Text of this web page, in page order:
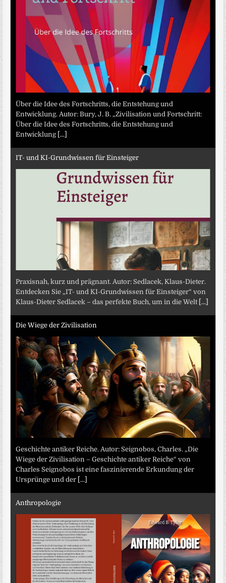
Über die Idee des Fortschritts, die Entstehung und
Entwicklung. Autor: Bury, J. B. „Zivilisation und Fortschritt:
Über die Idee des Fortschritts, die Entstehung und
Entwicklung [...]
IT- und KI-Grundwissen für Einsteiger
Praxisnah, kurz und prägnant. Autor: Sedlacek, Klaus-Dieter.
Entdecken Sie „IT- und KI-Grundwissen für Einsteiger“ von
Klaus-Dieter Sedlacek – das perfekte Buch, um in die Welt [...]
Die Wiege der Zivilisation
Geschichte antiker Reiche. Autor: Seignobos, Charles. „Die
Wiege der Zivilisation – Geschichte antiker Reiche“ von
Charles Seignobos ist eine faszinierende Erkundung der
Ursprünge und der [...]
Anthropologie